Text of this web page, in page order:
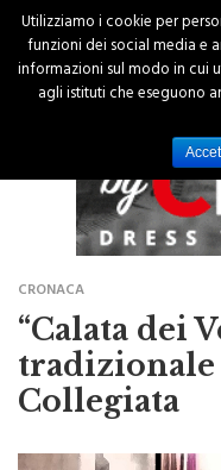
CRONACA
“Calata dei
tradizionale
Collegiata
Utilizziamo i cookie per
funzioni dei social media e
informazioni sul modo in cui
agli istituti che eseguono